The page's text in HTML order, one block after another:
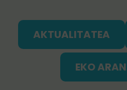
AKTUALITATEA
EKO